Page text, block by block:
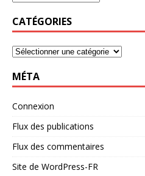
CATÉGORIES
MÉTA
Connexion
Flux des publications
Flux des commentaires
Site de WordPress-FR